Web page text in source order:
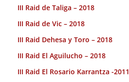
III Raid de Taliga – 2018
III Raid de Vic – 2018
III Raid Dehesa y Toro – 2018
III Raid El Aguilucho – 2018
III Raid El Rosario Karrantza -2011